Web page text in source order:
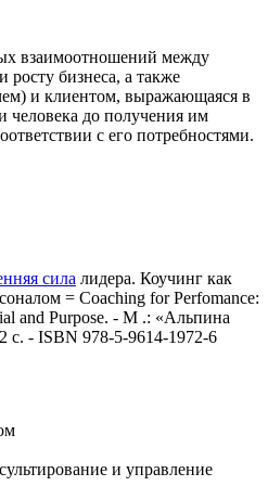
взаимоотношений между
росту бизнеса, а также
и клиентом, выражающаяся в
человека до получения им
с его потребностями.
сила лидера. Коучинг как
= Coaching for Perfomance:
and Purpose. - М .: «Альпина
с. - ISBN 978-5-9614-1972-6
и управление